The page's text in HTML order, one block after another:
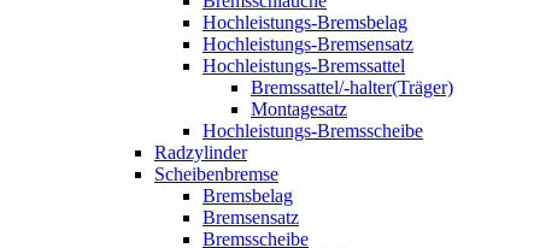
Hochleistungs-Bremsbelag
Hochleistungs-Bremsensatz
Hochleistungs-Bremssattel
Bremssattel/-halter(Träger)
Montagesatz
Hochleistungs-Bremsscheibe
Radzylinder
Scheibenbremse
Bremsbelag
Bremsensatz
Bremsscheibe